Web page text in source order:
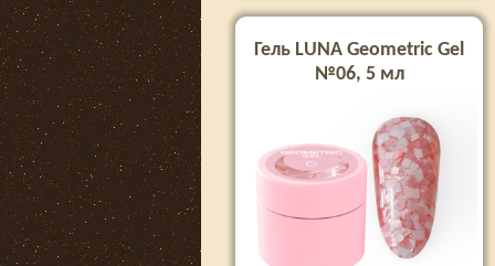
Гель LUNA Geometric Gel
№06, 5 мл